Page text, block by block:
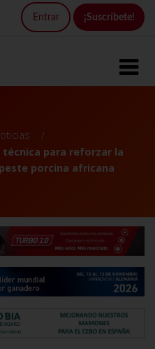
Entrar ¡Suscríbete!
para reforzar la
porcina africana